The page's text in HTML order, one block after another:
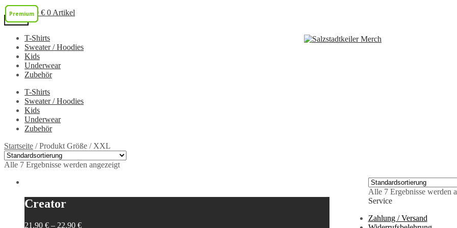
0,00 € 0 Artikel
Navigation
springen
Zum
Inhalt
springen
Menü
T-Shirts
Sweater / Hoodies
Kids
Underwear
Zubehör
T-Shirts
Sweater / Hoodies
Kids
Underwear
Zubehör
Startseite /Produkt Größe / XXL
Alle 7 Ergebnisse werden angezeigt
Premium
Creator
21,90 € – 22,90 €
Premium
Premium
Alle 7 Ergebnisse werden
Service
Zahlung / Versand